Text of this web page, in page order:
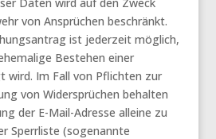
von Ansprüchen beschränkt.
ist jederzeit möglich,
Bestehen einer
wird. Im Fall von Pflichten zur
von Widersprüchen behalten
der E-Mail-Adresse alleine zu
Sperrliste (sogenannte